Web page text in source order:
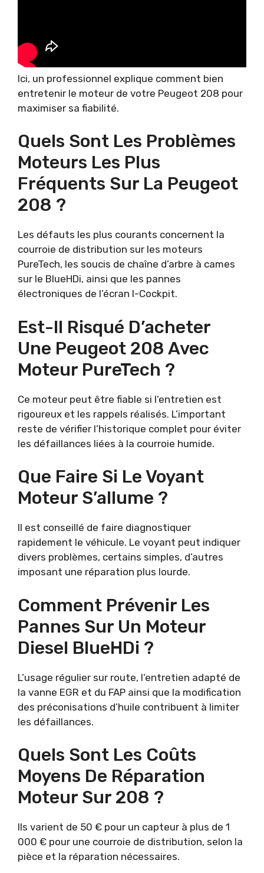
Ici, un professionnel explique comment bien
entretenir le moteur de votre Peugeot 208 pour
maximiser sa fiabilité.
Quels Sont Les Problèmes
Moteurs Les Plus
Fréquents Sur La Peugeot
208 ?
Les défauts les plus courants concernent la
courroie de distribution sur les moteurs
PureTech, les soucis de chaîne d’arbre à cames
sur le BlueHDi, ainsi que les pannes
électroniques de l’écran I-Cockpit.
Est-Il Risqué D’acheter
Une Peugeot 208 Avec
Moteur PureTech ?
Ce moteur peut être fiable si l’entretien est
rigoureux et les rappels réalisés. L’important
reste de vérifier l’historique complet pour éviter
les défaillances liées à la courroie humide.
Que Faire Si Le Voyant
Moteur S’allume ?
Il est conseillé de faire diagnostiquer
rapidement le véhicule. Le voyant peut indiquer
divers problèmes, certains simples, d’autres
imposant une réparation plus lourde.
Comment Prévenir Les
Pannes Sur Un Moteur
Diesel BlueHDi ?
L’usage régulier sur route, l’entretien adapté de
la vanne EGR et du FAP ainsi que la modification
des préconisations d’huile contribuent à limiter
les défaillances.
Quels Sont Les Coûts
Moyens De Réparation
Moteur Sur 208 ?
Ils varient de 50 € pour un capteur à plus de 1
000 € pour une courroie de distribution, selon la
pièce et la réparation nécessaires.